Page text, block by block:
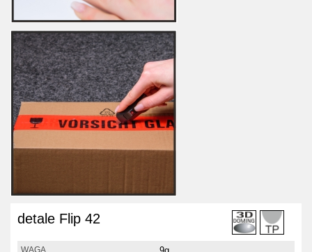
detale Flip 42
WAGA